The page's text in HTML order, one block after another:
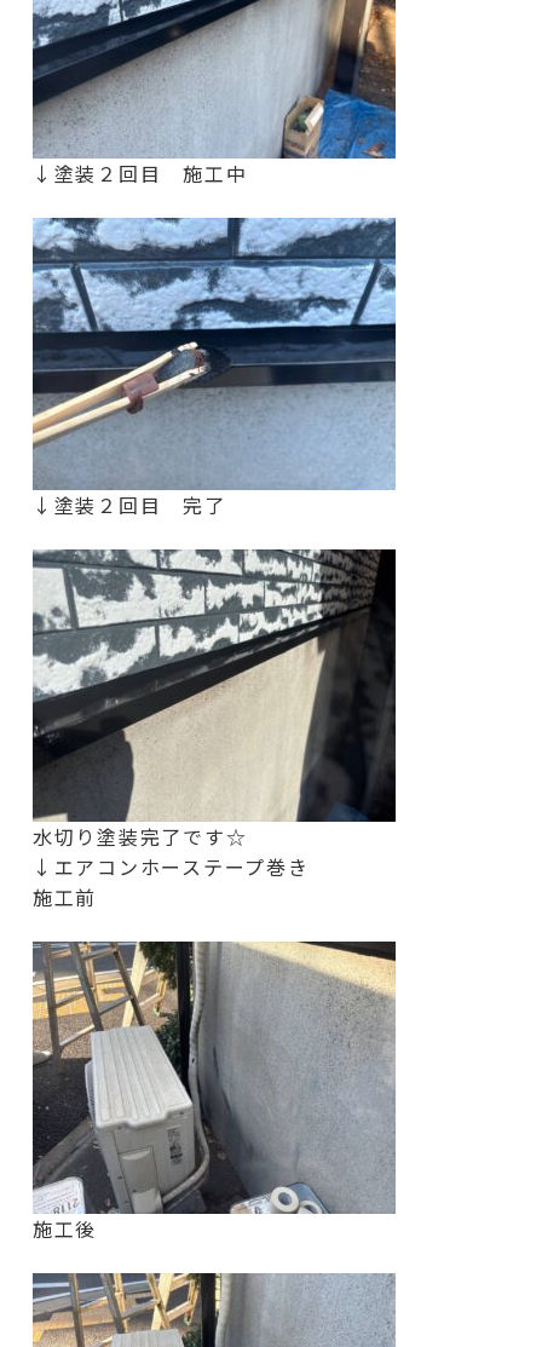
↓塗装２回目 施工中
↓塗装２回目 完了
水切り塗装完了です☆
↓エアコンホーステープ巻き
施工前
施工後